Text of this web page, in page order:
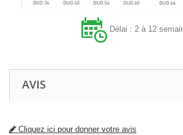
Délai : 2 à 12
AVIS
Cliquez ici pour donner votre avis